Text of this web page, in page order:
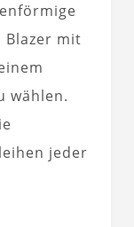
Blazer mit
wählen.
jeder